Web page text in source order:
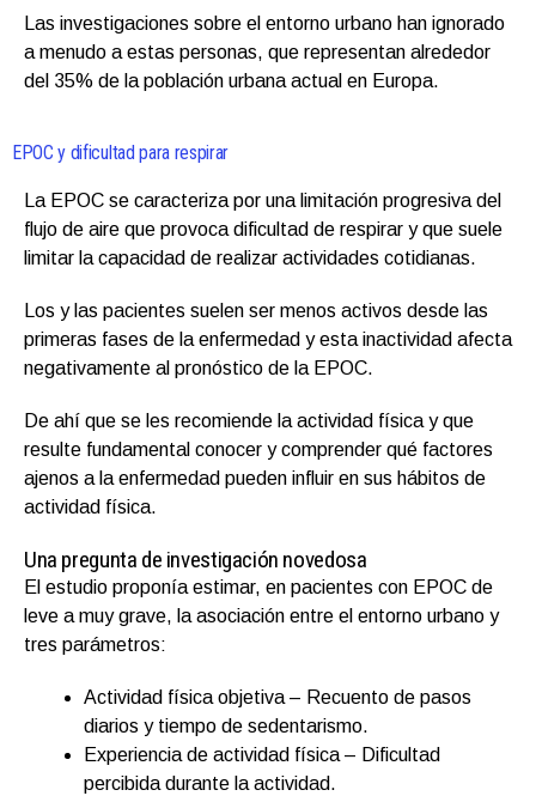
Las investigaciones sobre el entorno urbano han ignorado
a menudo a estas personas, que representan alrededor
del 35% de la población urbana actual en Europa.
EPOC y dificultad para respirar
La EPOC se caracteriza por una limitación progresiva del
flujo de aire que provoca dificultad de respirar y que suele
limitar la capacidad de realizar actividades cotidianas.
Los y las pacientes suelen ser menos activos desde las
primeras fases de la enfermedad y esta inactividad afecta
negativamente al pronóstico de la EPOC.
De ahí que se les recomiende la actividad física y que
resulte fundamental conocer y comprender qué factores
ajenos a la enfermedad pueden influir en sus hábitos de
actividad física.
Una pregunta de investigación novedosa
El estudio proponía estimar, en pacientes con EPOC de
leve a muy grave, la asociación entre el entorno urbano y
tres parámetros:
Actividad física objetiva – Recuento de pasos
diarios y tiempo de sedentarismo.
Experiencia de actividad física – Dificultad
percibida durante la actividad.